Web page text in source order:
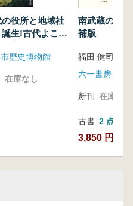
地芳朗 小澤重雄
の役所と地域社
生!古代よこは
歴史博物館
在庫なし
南武蔵の考
補版
福田 健司 著
六一書房
新刊 在庫なし
古書 2 点
3,850 円~